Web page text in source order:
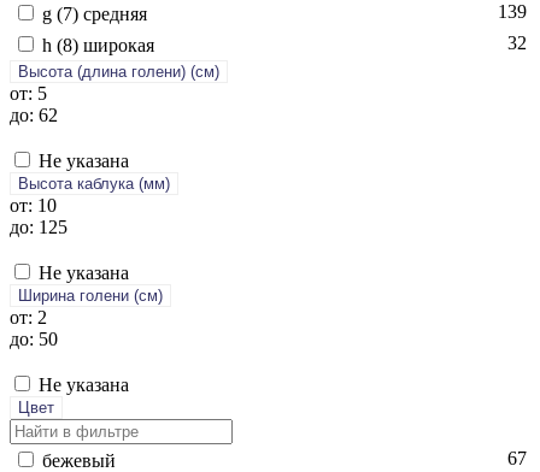
g (7) сред­няя
139
h (8) ши­рокая
32
Высота (длина голени) (cм)
от: 5
до: 62
Не указана
Высота каблука (мм)
от: 10
до: 125
Не указана
Ширина голени (см)
от: 2
до: 50
Не указана
Цвет
бе­жевый
67